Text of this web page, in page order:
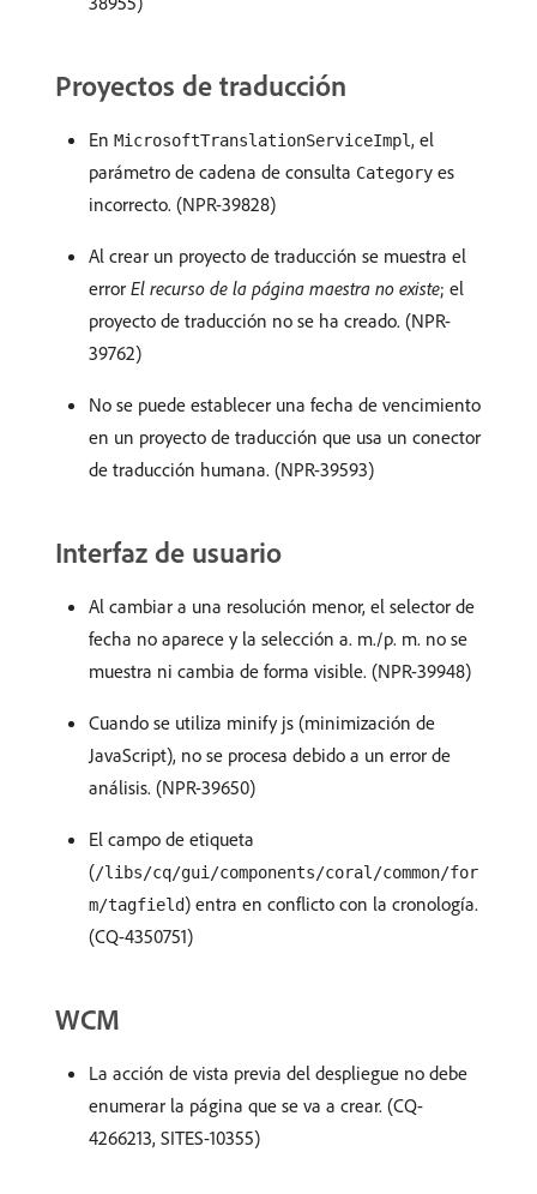
Proyectos de traducción
En MicrosoftTranslationServiceImpl, el
parámetro de cadena de consulta Category es
incorrecto. (NPR-39828)
Al crear un proyecto de traducción se muestra el
error El recurso de la página maestra no existe; el
proyecto de traducción no se ha creado. (NPR-
39762)
No se puede establecer una fecha de vencimiento
en un proyecto de traducción que usa un conector
de traducción humana. (NPR-39593)
Interfaz de usuario
Al cambiar a una resolución menor, el selector de
fecha no aparece y la selección a. m./p. m. no se
muestra ni cambia de forma visible. (NPR-39948)
Cuando se utiliza minify js (minimización de
JavaScript), no se procesa debido a un error de
análisis. (NPR-39650)
El campo de etiqueta
(/libs/cq/gui/components/coral/common/for
m/tagfield) entra en conflicto con la cronología.
(CQ-4350751)
WCM
La acción de vista previa del despliegue no debe
enumerar la página que se va a crear. (CQ-
4266213, SITES-10355)